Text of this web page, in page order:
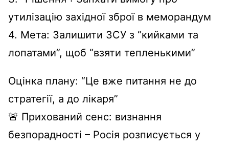
утилізацію західної зброї в меморандум
4. Мета: Залишити ЗСУ з “кийками та
лопатами”, щоб “взяти тепленькими”
Оцінка плану: “Це вже питання не до
стратегії, а до лікаря”
🚨 Прихований сенс: визнання
безпорадності – Росія розписується у